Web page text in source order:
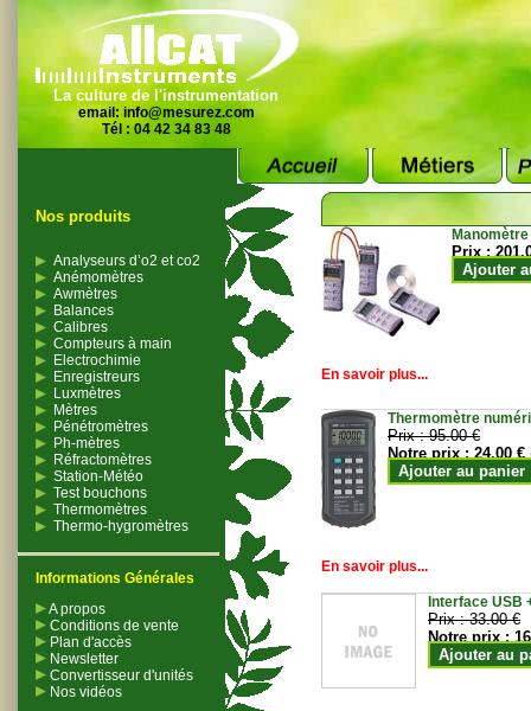
La culture de l'instrumentation
email: info@mesurez.com
Tél : 04 42 34 83 48
Nos produits
Analyseurs d’o2 et co2
Anémomètres
Awmètres
Balances
Calibres
Compteurs à main
Electrochimie
Enregistreurs
Luxmètres
Mètres
Pénétromètres
Ph-mètres
Réfractomètres
Station-Météo
Test bouchons
Thermomètres
Thermo-hygromètres
Informations Générales
A propos
Conditions de vente
Plan d'accès
Newsletter
Convertisseur d'unités
Nos vidéos
Prix :
Ajouter
En savoir plus...
Thermomètre
Prix :95.00 €
Notre prix :24.00 €
Ajouter au panier
En savoir plus...
Interface USB
Prix :33.00 €
Notre prix :
Ajouter au